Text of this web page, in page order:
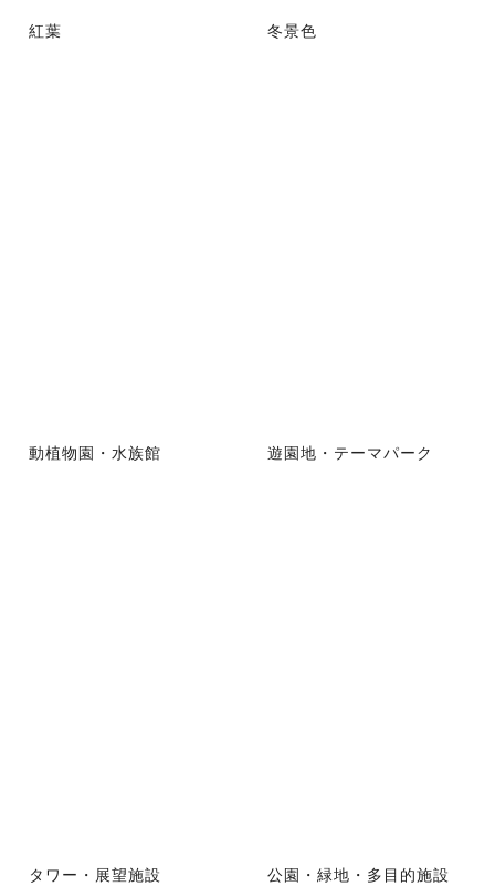
紅葉 冬景色
動植物園・水族館 遊園地・テーマパーク
タワー・展望施設 公園・緑地・多目的施設